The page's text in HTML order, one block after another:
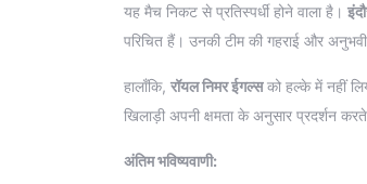
यह मैच निकट से प्रतिस्पर्धी होने वाला है।
परिचित हैं। उनकी टीम की गहराई और अनुभवी
हालाँकि, रॉयल निमर ईगल्सको हल्के में नहीं
खिलाड़ी अपनी क्षमता के अनुसार प्रदर्शन
अंतिम भविष्यवाणी: